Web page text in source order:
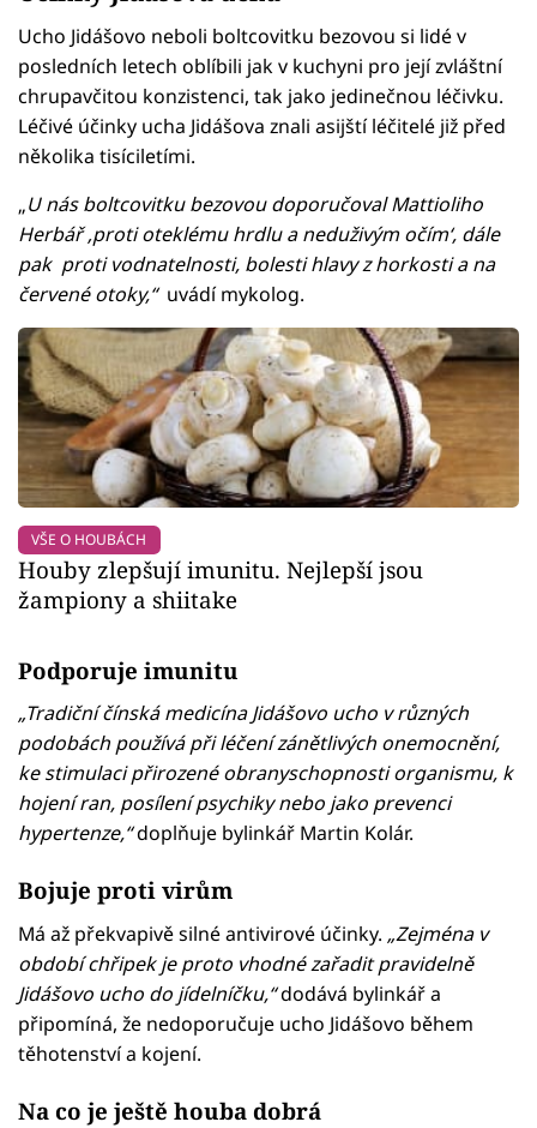
Ucho Jidášovo neboli boltcovitku bezovou si lidé v
posledních letech oblíbili jak v kuchyni pro její zvláštní
chrupavčitou konzistenci, tak jako jedinečnou léčivku.
Léčivé účinky ucha Jidášova znali asijští léčitelé již před
několika tisíciletími.
„U nás boltcovitku bezovou doporučoval Mattioliho
Herbář ‚proti oteklému hrdlu a neduživým očím‘, dále
pak proti vodnatelnosti, bolesti hlavy z horkosti a na
červené otoky,“ uvádí mykolog.
VŠE O HOUBÁCH
Houby zlepšují imunitu. Nejlepší jsou
žampiony a shiitake
Podporuje imunitu
„Tradiční čínská medicína Jidášovo ucho v různých
podobách používá při léčení zánětlivých onemocnění,
ke stimulaci přirozené obranyschopnosti organismu, k
hojení ran, posílení psychiky nebo jako prevenci
hypertenze,“doplňuje bylinkář Martin Kolár.
Bojuje proti virům
Má až překvapivě silné antivirové účinky. „Zejména v
období chřipek je proto vhodné zařadit pravidelně
Jidášovo ucho do jídelníčku,“dodává bylinkář a
připomíná, že nedoporučuje ucho Jidášovo během
těhotenství a kojení.
Na co je ještě houba dobrá